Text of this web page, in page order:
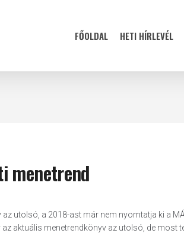
FŐOLDAL HETI HÍRLEVÉL
menetrend
utolsó, a 2018-ast már nem nyomtatja ki a
aktuális menetrendkönyv az utolsó, de most